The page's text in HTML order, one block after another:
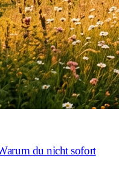
du nicht sofort